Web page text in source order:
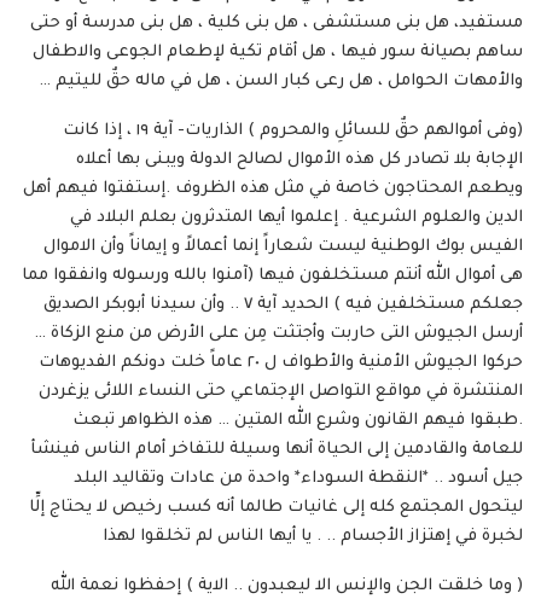
مستفيد، هل بنى مستشفى ، هل بنى كلية ، هل بنى مدرسة أو حتى
ساهم بصيانة سور فيها ، هل أقام تكية لإطعام الجوعى والاطفال
والأمهات الحوامل ، هل رعى كبار السن ، هل في ماله حقٌ لليتيم …
(وفى أموالهم حقٌ للسائلِ والمحروم ) الذاريات- آية ١٩ ، إذا كانت
الإجابة بلا تصادر كل هذه الأموال لصالح الدولة ويبنى بها أعلاه
ويطعم المحتاجون خاصة في مثل هذه الظروف .إستفتوا فيهم أهل
الدين والعلوم الشرعية . إعلموا أيها المتدثرون بعلم البلاد في
الفيس بوك الوطنية ليست شعاراً إنما أعمالاً و إيماناً وأن الاموال
هى أموال الله أنتم مستخلفون فيها (آمنوا بالله ورسوله وانفقوا مما
جعلكم مستخلفين فيه ) الحديد آية ٧ .. وأن سيدنا أبوبكر الصديق
أرسل الجيوش التى حاربت وأجتثت مِن على الأرض من منع الزكاة …
حركوا الجيوش الأمنية والأطواف ل ٢٠ عاماً خلت دونكم الفديوهات
المنتشرة في مواقع التواصل الإجتماعي حتى النساء اللائى يزغردن
.طبقوا فيهم القانون وشرع الله المتين … هذه الظواهر تبعث
للعامة والقادمين إلى الحياة أنها وسيلة للتفاخر أمام الناس فينشأ
جيل أسود .. *النقطة السوداء* واحدة من عادات وتقاليد البلد
ليتحول المجتمع كله إلى غانيات طالما أنه كسب رخيص لا يحتاج إلِّا
لخبرة في إهتزاز الأجسام .. . يا أيها الناس لم تخلقوا لهذا
( وما خلقت الجن والإنس الا ليعبدون .. الاية ) إحفظوا نعمة الله